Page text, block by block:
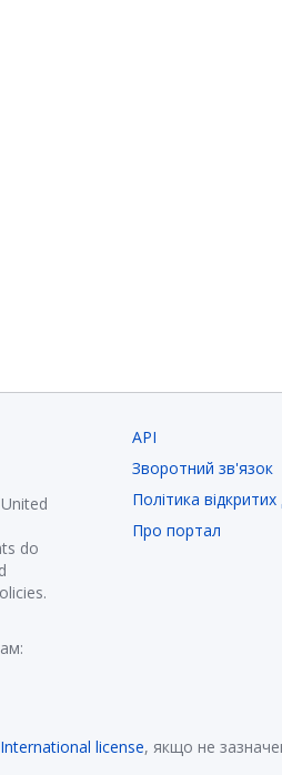
do
API
Зворотний зв'язок
Політика
Про портал
license, якщо не